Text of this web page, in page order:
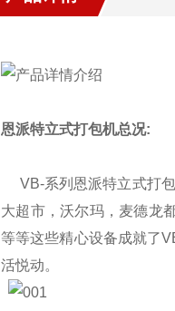
恩派特立式打包机总况:
VB-系列恩派特立式打包
大超市，沃尔玛，麦德龙
等等这些精心设备成就了
活悦动。